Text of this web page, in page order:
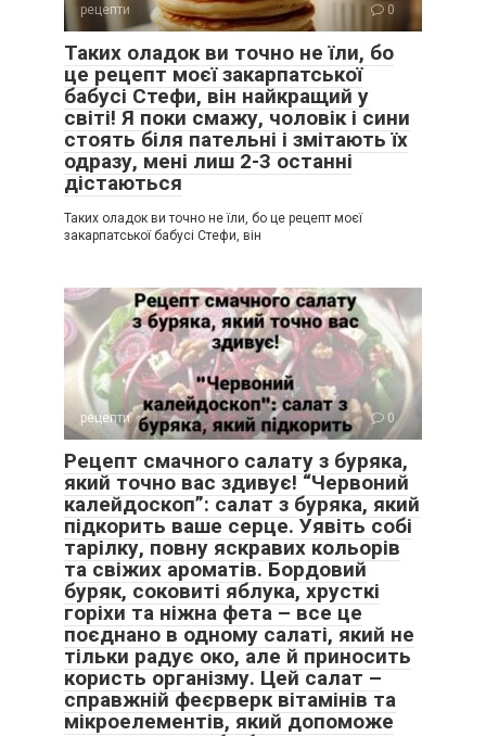
рецепти 0
Таких оладок ви точно не їли, бо
це рецепт моєї закарпатської
бабусі Стефи, він найкращий у
світі! Я поки смажу, чоловік і сини
стоять біля пательні і змітають їх
одразу, мені лиш 2-3 останні
дістаються
Таких оладок ви точно не їли, бо це рецепт моєї
закарпатської бабусі Стефи, він
рецепти 0
Рецепт смачного салату з буряка,
який точно вас здивує! “Червоний
калейдоскоп”: салат з буряка, який
підкорить ваше серце. Уявіть собі
тарілку, повну яскравих кольорів
та свіжих ароматів. Бордовий
буряк, соковиті яблука, хрусткі
горіхи та ніжна фета – все це
поєднано в одному салаті, який не
тільки радує око, але й приносить
користь організму. Цей салат –
справжній феєрверк вітамінів та
мікроелементів, який допоможе